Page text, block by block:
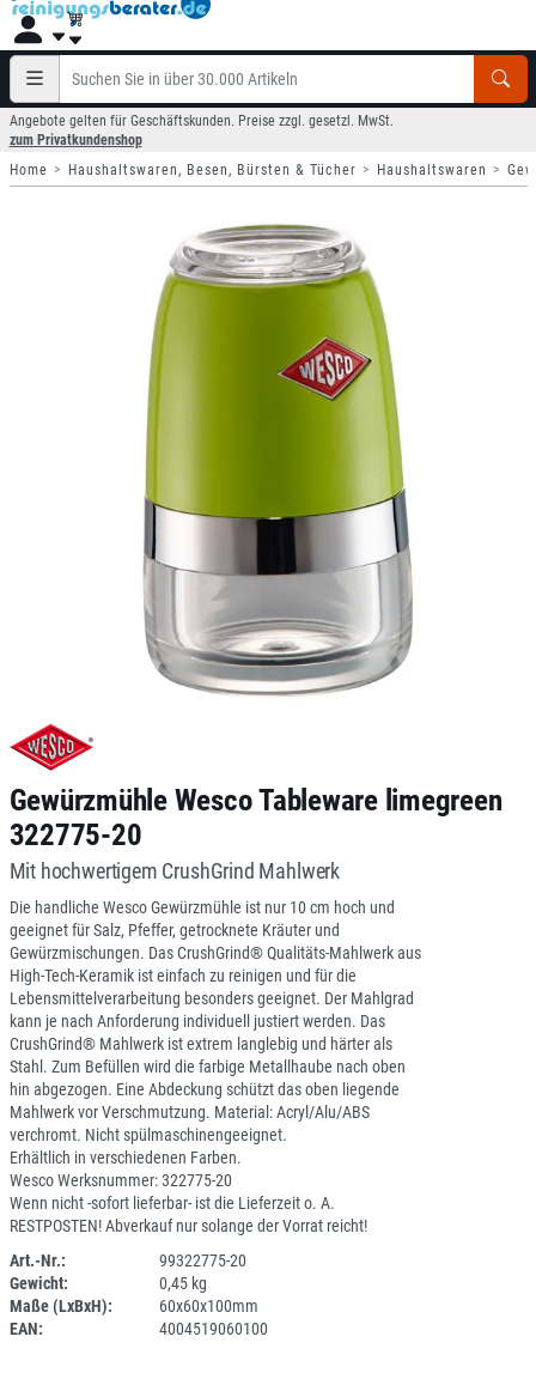
Angebote gelten für Geschäftskunden. Preise zzgl. gesetzl. MwSt.
zum Privatkundenshop
Home
Haushaltswaren, Besen, Bürsten & Tücher Haushaltswaren
Gewürzmühle Wesco Tableware limegreen
322775-20
Mit hochwertigem CrushGrind Mahlwerk
Die handliche Wesco Gewürzmühle ist nur 10 cm hoch und
geeignet für Salz, Pfeffer, getrocknete Kräuter und
Gewürzmischungen. Das CrushGrind® Qualitäts-Mahlwerk aus
High-Tech-Keramik ist einfach zu reinigen und für die
Lebensmittelverarbeitung besonders geeignet. Der Mahlgrad
kann je nach Anforderung individuell justiert werden. Das
CrushGrind® Mahlwerk ist extrem langlebig und härter als
Stahl. Zum Befüllen wird die farbige Metallhaube nach oben
hin abgezogen. Eine Abdeckung schützt das oben liegende
Mahlwerk vor Verschmutzung. Material: Acryl/Alu/ABS
verchromt. Nicht spülmaschinengeeignet.
Erhältlich in verschiedenen Farben.
Wesco Werksnummer: 322775-20
Wenn nicht -sofort lieferbar- ist die Lieferzeit o. A.
RESTPOSTEN! Abverkauf nur solange der Vorrat reicht!
Art.-Nr.:
99322775-20
Gewicht:
0,45 kg
Maße (LxBxH):
60x60x100mm
EAN:
4004519060100